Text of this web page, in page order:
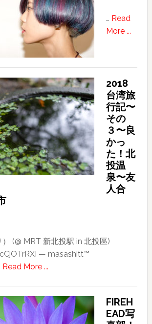
記〜
そ
の
４〜
ま
だ
見
ぬ
台
湾
の
新
し
い
… Read
More ...about
24
2018
台湾旅
行記〜
その
３〜良
かっ
た！北
投温
泉〜友
人合
(@ MRT 新北投駅 in 北投區)
— masashitt™
Read More ...about
湾
旅
FIREH
EAD写